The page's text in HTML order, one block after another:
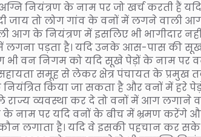
नियंत्रण के नाम पर जो खर्च करती हैं
जाय तो लोग गांव के वनों में लगने वाली
आग के नियंत्रण में इसलिए भी भागीदार
लगना पड़ता है। यदि उनके आस-पास की
वन निगम को यदि सूखे पेड़ों के नाम पर वन
समूह से लेकर क्षेत्र पंचायत के प्रमुख
किया जा सकता है और वनों में हरे
व्यवस्था कर दे तो वनों में आग लगाने
के नाम पर यदि वनों के बीच में भ्रमण करेंगे
लगाता है। यदि वे इसकी पहचान कर